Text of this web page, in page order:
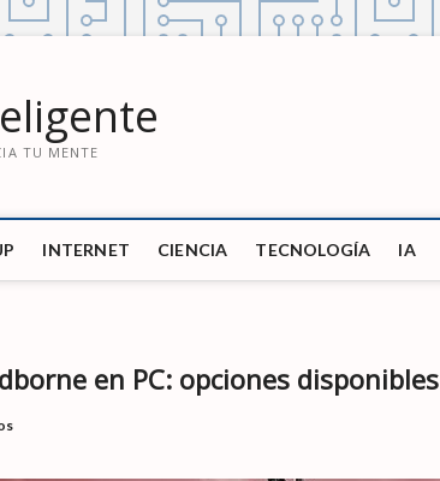
TU MENTE
INTERNET CIENCIA TECNOLOGÍA IA
en PC: opciones disponibles